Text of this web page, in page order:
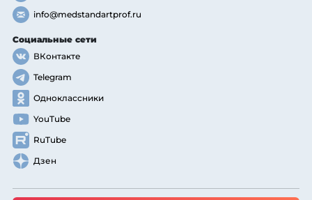
info@medstandartprof.ru
Социальные сети
ВКонтакте
Telegram
Одноклассники
YouTube
RuTube
Дзен